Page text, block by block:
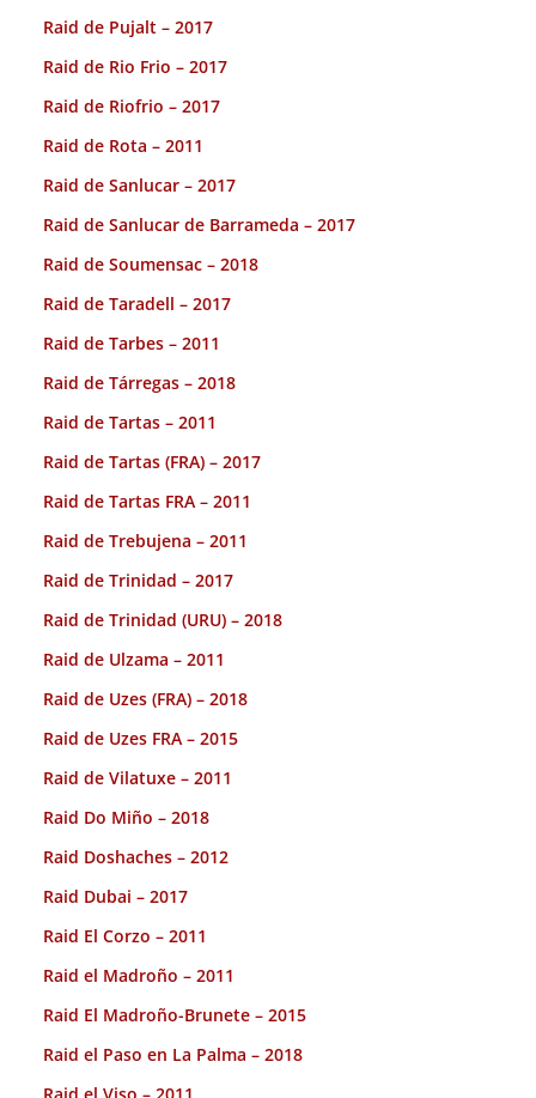
Raid de Pujalt – 2017
Raid de Rio Frio – 2017
Raid de Riofrio – 2017
Raid de Rota – 2011
Raid de Sanlucar – 2017
Raid de Sanlucar de Barrameda – 2017
Raid de Soumensac – 2018
Raid de Taradell – 2017
Raid de Tarbes – 2011
Raid de Tárregas – 2018
Raid de Tartas – 2011
Raid de Tartas (FRA) – 2017
Raid de Tartas FRA – 2011
Raid de Trebujena – 2011
Raid de Trinidad – 2017
Raid de Trinidad (URU) – 2018
Raid de Ulzama – 2011
Raid de Uzes (FRA) – 2018
Raid de Uzes FRA – 2015
Raid de Vilatuxe – 2011
Raid Do Miño – 2018
Raid Doshaches – 2012
Raid Dubai – 2017
Raid El Corzo – 2011
Raid el Madroño – 2011
Raid El Madroño-Brunete – 2015
Raid el Paso en La Palma – 2018